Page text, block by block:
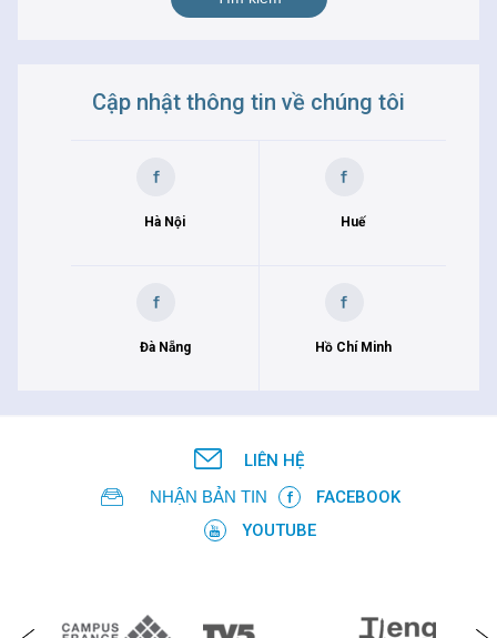
Cập nhật thông tin về chúng tôi
Hà Nội Huế
Đà Nẵng Hồ Chí Minh
LIÊN HỆ
NHẬN BẢN TIN
FACEBOOK
YOUTUBE